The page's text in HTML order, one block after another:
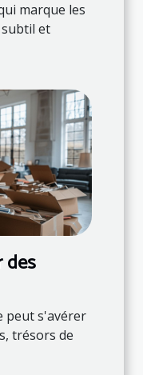
marque les
et
des
peut s'avérer
trésors de